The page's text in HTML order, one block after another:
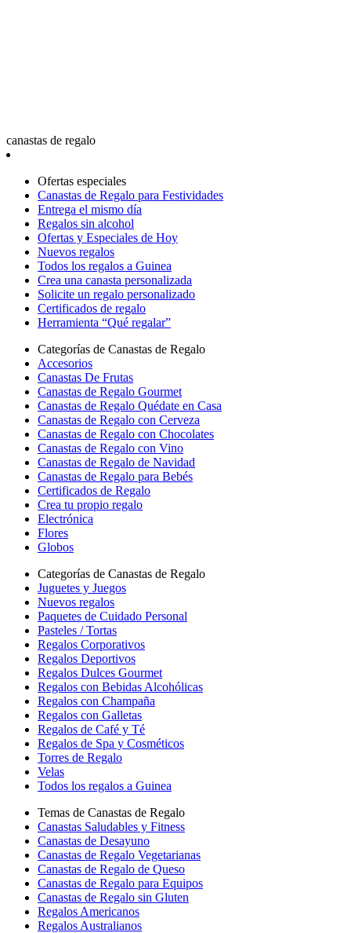
canastas de regalo
Ofertas especiales
Canastas de Regalo para Festividades
Entrega el mismo día
Regalos sin alcohol
Ofertas y Especiales de Hoy
Nuevos regalos
Todos los regalos a Guinea
Crea una canasta personalizada
Solicite un regalo personalizado
Certificados de regalo
Herramienta “Qué regalar”
Categorías de Canastas de Regalo
Accesorios
Canastas De Frutas
Canastas de Regalo Gourmet
Canastas de Regalo Quédate en Casa
Canastas de Regalo con Cerveza
Canastas de Regalo con Chocolates
Canastas de Regalo con Vino
Canastas de Regalo de Navidad
Canastas de Regalo para Bebés
Certificados de Regalo
Crea tu propio regalo
Electrónica
Flores
Globos
Categorías de Canastas de Regalo
Juguetes y Juegos
Nuevos regalos
Paquetes de Cuidado Personal
Pasteles / Tortas
Regalos Corporativos
Regalos Deportivos
Regalos Dulces Gourmet
Regalos con Bebidas Alcohólicas
Regalos con Champaña
Regalos con Galletas
Regalos de Café y Té
Regalos de Spa y Cosméticos
Torres de Regalo
Velas
Todos los regalos a Guinea
Temas de Canastas de Regalo
Canastas Saludables y Fitness
Canastas de Desayuno
Canastas de Regalo Vegetarianas
Canastas de Regalo de Queso
Canastas de Regalo para Equipos
Canastas de Regalo sin Gluten
Regalos Americanos
Regalos Australianos